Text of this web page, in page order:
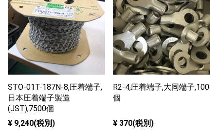
STO-01T-187N-8,圧着端子,
日本圧着端子製造
(JST),7500個
¥ 9,240(税別)
R2-4,圧着端子,大同端子,100
個
¥ 370(税別)